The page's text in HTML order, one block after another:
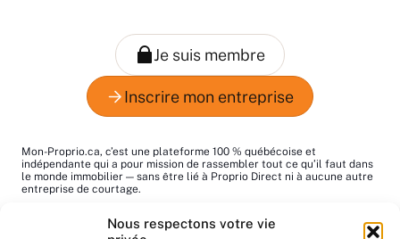
Nous respectons votre vie
Mon-Proprio.ca, c’est une plateforme 100 % québécoise et
indépendante qui a pour mission de rassembler tout ce qu’il faut dans
le monde immobilier — sans être lié à Proprio Direct ni à aucune autre
entreprise de courtage.
but : vous aider à trouver les bons pros au bon moment!